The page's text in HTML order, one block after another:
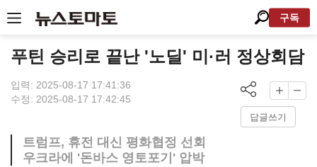
구독
푸틴 승리로 끝난 '노딜' 미·러 정상회담
입력: 2025-08-17 17:41:36
수정: 2025-08-17 17:42:45
답글쓰기
트럼프, 휴전 대신 평화협정 선회
우크라에 '돈바스 영토포기' 압박